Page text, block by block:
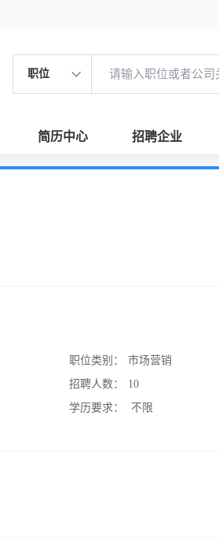
职位
简历中心 招聘企业
职位类别：
市场营销
招聘人数：
10
学历要求：
不限